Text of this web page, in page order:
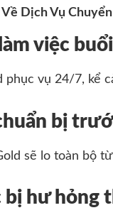
Dịch Vụ
việc
phục vụ 24/7, kể
bị
sẽ lo toàn bộ
bị hư hỏng